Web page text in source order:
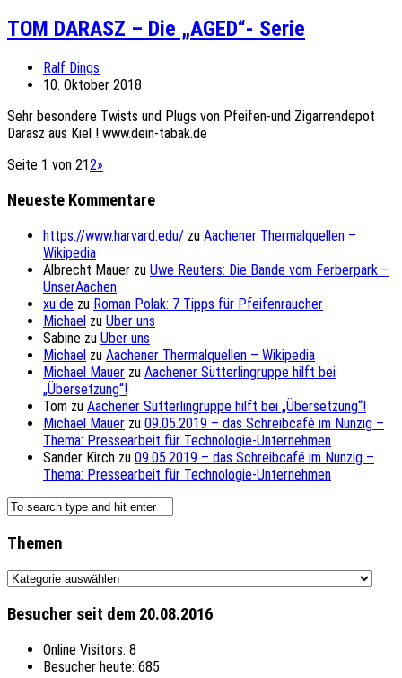
TOM DARASZ – Die „AGED“- Serie
Ralf Dings
10. Oktober 2018
Sehr besondere Twists und Plugs von Pfeifen-und Zigarrendepot
Darasz aus Kiel ! www.dein-tabak.de
Seite 1 von 212»
Neueste Kommentare
https://www.harvard.edu/ zu Aachener Thermalquellen –
Wikipedia
Albrecht Mauer zu Uwe Reuters: Die Bande vom Ferberpark –
UnserAachen
xu de zu Roman Polak: 7 Tipps für Pfeifenraucher
Michael zu Über uns
Sabine zu Über uns
Michael zu Aachener Thermalquellen – Wikipedia
Michael Mauer zu Aachener Sütterlingruppe hilft bei
„Übersetzung“!
Tom zu Aachener Sütterlingruppe hilft bei „Übersetzung“!
Michael Mauer zu 09.05.2019 – das Schreibcafé im Nunzig –
Thema: Pressearbeit für Technologie-Unternehmen
Sander Kirch zu 09.05.2019 – das Schreibcafé im Nunzig –
Thema: Pressearbeit für Technologie-Unternehmen
Themen
Themen
Besucher seit dem 20.08.2016
Online Visitors: 8
Besucher heute: 685